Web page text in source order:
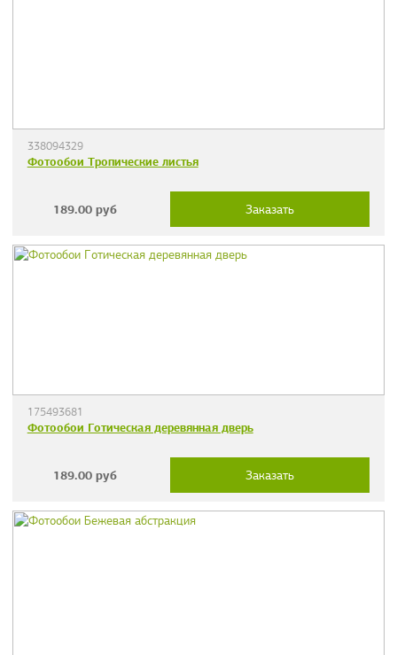
338094329
Фотообои Тропические листья
189.00 руб Заказать
175493681
Фотообои Готическая деревянная дверь
189.00 руб Заказать